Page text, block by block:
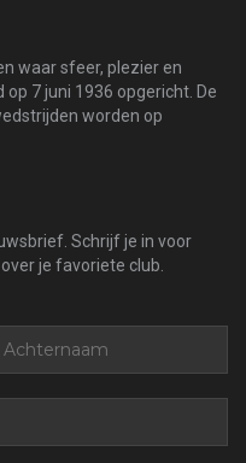
waar sfeer, plezier en
7 juni 1936 opgericht. De
worden op
Schrijf je in voor
je favoriete club.